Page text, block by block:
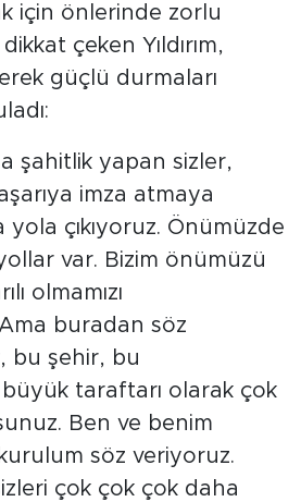
için önlerinde zorlu
çeken Yıldırım,
güçlü durmaları
şahitlik yapan sizler,
imza atmaya
çıkıyoruz. Önümüzde
var. Bizim önümüzü
olmamızı
buradan söz
bu şehir, bu
taraftarı olarak çok
Ben ve benim
söz veriyoruz.
çok çok çok daha